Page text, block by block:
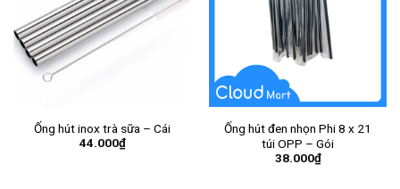
Ống hút inox trà sữa – Cái
44.000₫
Ống hút đen nhọn Phi 8 x 21
túi OPP – Gói
38.000₫